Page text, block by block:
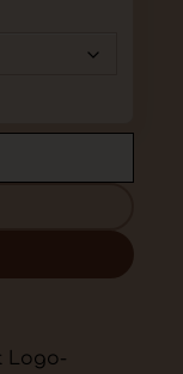
Logo-